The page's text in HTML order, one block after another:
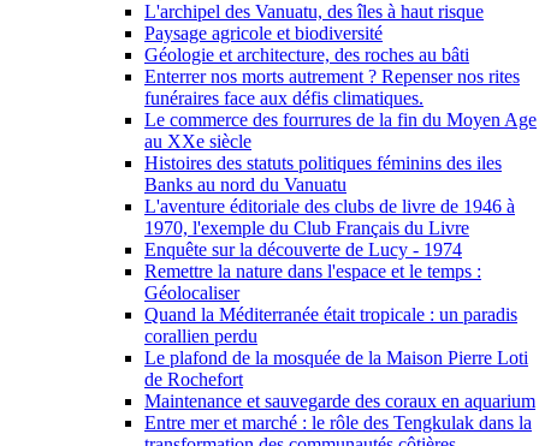
L'archipel des Vanuatu, des îles à haut risque
Paysage agricole et biodiversité
Géologie et architecture, des roches au bâti
Enterrer nos morts autrement ? Repenser nos rites
funéraires face aux défis climatiques.
Le commerce des fourrures de la fin du Moyen Age
au XXe siècle
Histoires des statuts politiques féminins des iles
Banks au nord du Vanuatu
L'aventure éditoriale des clubs de livre de 1946 à
1970, l'exemple du Club Français du Livre
Enquête sur la découverte de Lucy - 1974
Remettre la nature dans l'espace et le temps :
Géolocaliser
Quand la Méditerranée était tropicale : un paradis
corallien perdu
Le plafond de la mosquée de la Maison Pierre Loti
de Rochefort
Maintenance et sauvegarde des coraux en aquarium
Entre mer et marché : le rôle des Tengkulak dans la